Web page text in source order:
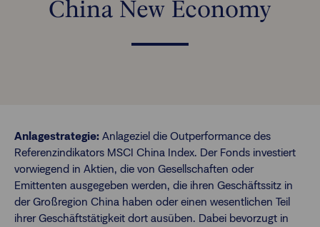
Anlagestrategien
Finanzberatende
China New Economy
Anlagestrategie: Anlageziel die Outperformance des
Referenzindikators MSCI China Index. Der Fonds investiert
vorwiegend in Aktien, die von Gesellschaften oder
Emittenten ausgegeben werden, die ihren Geschäftssitz in
der Großregion China haben oder einen wesentlichen Teil
ihrer Geschäftstätigkeit dort ausüben. Dabei bevorzugt in